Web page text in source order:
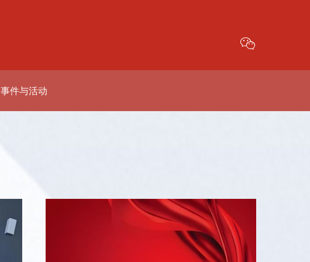
事件与活动